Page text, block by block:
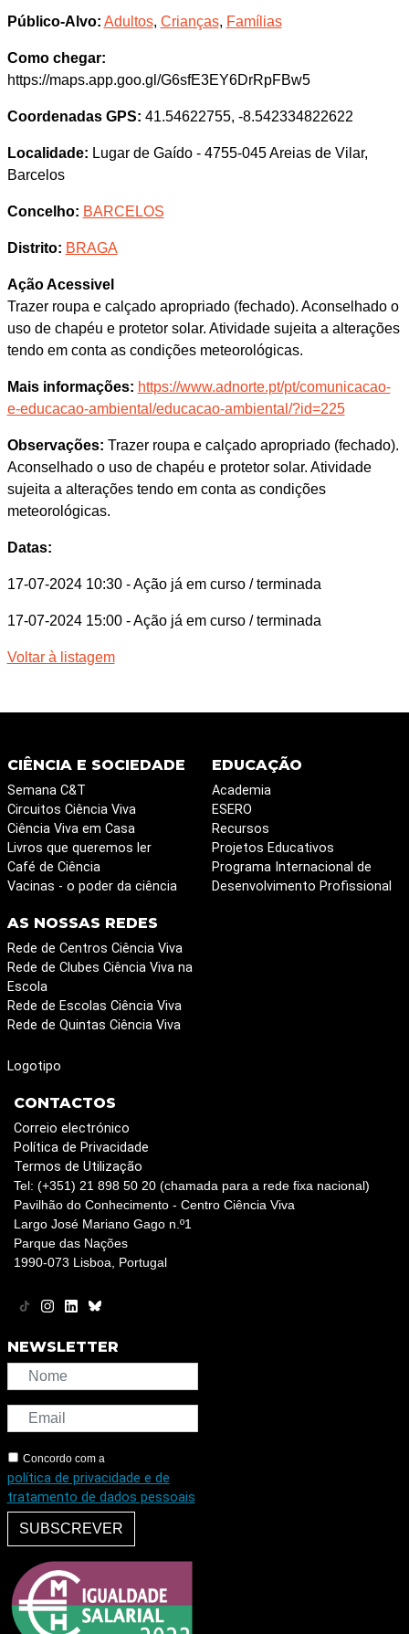
Público-Alvo: Adultos, Crianças, Famílias
Como chegar:
https://maps.app.goo.gl/G6sfE3EY6DrRpFBw5
Coordenadas GPS: 41.54622755, -8.542334822622
Localidade: Lugar de Gaído - 4755-045 Areias de Vilar,
Barcelos
Concelho: BARCELOS
Distrito: BRAGA
Ação Acessivel
Trazer roupa e calçado apropriado (fechado). Aconselhado o
uso de chapéu e protetor solar. Atividade sujeita a alterações
tendo em conta as condições meteorológicas.
Mais informações: https://www.adnorte.pt/pt/comunicacao-
e-educacao-ambiental/educacao-ambiental/?id=225
Observações: Trazer roupa e calçado apropriado (fechado).
Aconselhado o uso de chapéu e protetor solar. Atividade
sujeita a alterações tendo em conta as condições
meteorológicas.
Datas:
17-07-2024 10:30 - Ação já em curso / terminada
17-07-2024 15:00 - Ação já em curso / terminada
Voltar à listagem
CIÊNCIA E SOCIEDADE
Semana C&T
Circuitos Ciência Viva
Ciência Viva em Casa
Livros que queremos ler
Café de Ciência
Vacinas - o poder da ciência
EDUCAÇÃO
Academia
ESERO
Recursos
Projetos Educativos
Programa Internacional de
Desenvolvimento Profissional
AS NOSSAS REDES
Rede de Centros Ciência Viva
Rede de Clubes Ciência Viva na
Escola
Rede de Escolas Ciência Viva
Rede de Quintas Ciência Viva
Logotipo
CONTACTOS
Correio electrónico
Política de Privacidade
Termos de Utilização
Tel: (+351) 21 898 50 20 (chamada para a rede fixa nacional)
Pavilhão do Conhecimento - Centro Ciência Viva
Largo José Mariano Gago n.º1
Parque das Nações
1990-073 Lisboa, Portugal
NEWSLETTER
Concordo com a
política de privacidade e de
tratamento de dados pessoais
SUBSCREVER